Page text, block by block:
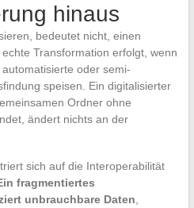
hinaus
bedeutet nicht, einen
Transformation erfolgt, wenn
oder semi-
speisen. Ein digitalisierter
Ordner ohne
ändert nichts an der
sich auf die Interoperabilität
fragmentiertes
unbrauchbare Daten